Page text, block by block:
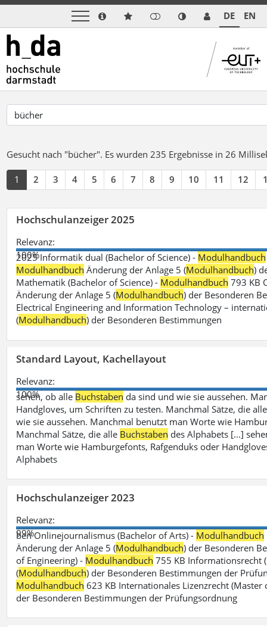
DE EN
Gesucht nach "bücher". Es wurden 235 Ergebnisse in 26
1 2 3 4 5 6 7 8 9 10 11 12
Hochschulanzeiger 2025
Relevanz:
100%
2025 Informatik dual (Bachelor of Science) - Modulhandbuch
Modulhandbuch Änderung der Anlage 5 (Modulhandbuch)
Mathematik (Bachelor of Science) - Modulhandbuch 793 KB
Änderung der Anlage 5 (Modulhandbuch) der Besonderen
Electrical Engineering and Information Technology –
(Modulhandbuch) der Besonderen Bestimmungen
Standard Layout, Kachellayout
Relevanz:
100%
sehen, ob alle Buchstaben da sind und wie sie aussehen.
Handgloves, um Schriften zu testen. Manchmal Sätze, die
wie sie aussehen. Manchmal benutzt man Worte wie
Manchmal Sätze, die alle Buchstaben des Alphabets [...]
man Worte wie Hamburgefonts, Rafgenduks oder
Alphabets
Hochschulanzeiger 2023
Relevanz:
99%
ben Onlinejournalismus (Bachelor of Arts) - Modulhandbuch
Änderung der Anlage 5 (Modulhandbuch) der Besonderen
of Engineering) - Modulhandbuch 755 KB Informationsrecht
(Modulhandbuch) der Besonderen Bestimmungen der
Modulhandbuch 623 KB Internationales Lizenzrecht (Master
der Besonderen Bestimmungen der Prüfungsordnung